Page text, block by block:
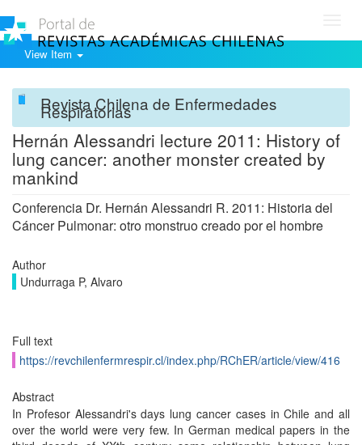
View Item
Revista Chilena de Enfermedades
Respiratorias
Hernán Alessandri lecture 2011: History of
lung cancer: another monster created by
mankind
Conferencia Dr. Hernán Alessandri R. 2011: Historia del
Cáncer Pulmonar: otro monstruo creado por el hombre
Author
Undurraga P, Alvaro
Full text
https://revchilenfermrespir.cl/index.php/RChER/article/view/416
Abstract
In Profesor Alessandri's days lung cancer cases in Chile and all
over the world were very few. In German medical papers in the